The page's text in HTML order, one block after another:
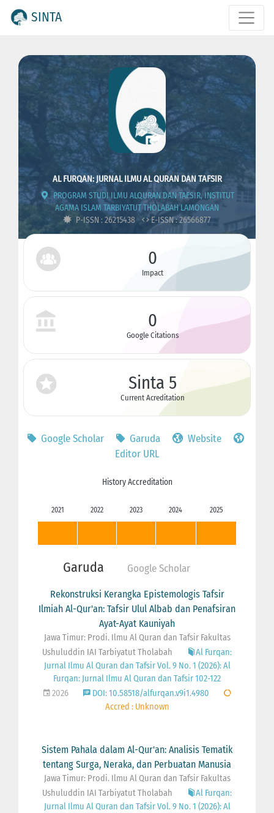
SINTA
AL FURQAN: JURNAL ILMU AL QURAN DAN TAFSIR
PROGRAM STUDI ILMU ALQURAN DAN TAFSIR, INSTITUT
AGAMA ISLAM TARBIYATUT THOLABAH LAMONGAN
P-ISSN : 26215438
E-ISSN : 26566877
0
Impact
0
Google Citations
Sinta 5
Current Acreditation
Google Scholar Garuda
Website
Editor URL
History Accreditation
2021 2022 2023 2024 2025
Garuda Google Scholar
Rekonstruksi Kerangka Epistemologis Tafsir
Ilmiah Al-Qur'an: Tafsir Ulul Albab dan Penafsiran
Ayat-Ayat Kauniyah
Jawa Timur: Prodi. Ilmu Al Quran dan Tafsir Fakultas
Ushuluddin IAI Tarbiyatut Tholabah
Al Furqan:
Jurnal Ilmu Al Quran dan Tafsir Vol. 9 No. 1 (2026): Al
Furqan: Jurnal Ilmu Al Quran dan Tafsir 102-122
2026
DOI: 10.58518/alfurqan.v9i1.4980
Accred : Unknown
Sistem Pahala dalam Al-Qur'an: Analisis Tematik
tentang Surga, Neraka, dan Perbuatan Manusia
Jawa Timur: Prodi. Ilmu Al Quran dan Tafsir Fakultas
Ushuluddin IAI Tarbiyatut Tholabah
Al Furqan:
Jurnal Ilmu Al Quran dan Tafsir Vol. 9 No. 1 (2026): Al